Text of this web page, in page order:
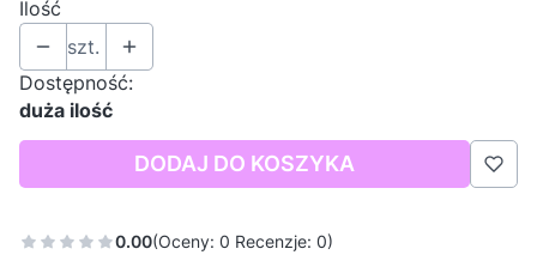
Ilość
szt.
Dostępność:
duża ilość
DODAJ DO KOSZYKA
0.00(Oceny: 0 Recenzje: 0)